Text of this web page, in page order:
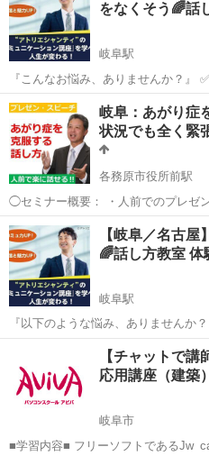
ない ...
をなくそう🌈話
岐阜駅
『こんなお悩み、ありませんか？』 ✅人と話すのが苦手 ✅人と仲良く
なる方法が分からない ✅話しかけら
入れない ✅苦手な人が周りにいて困
でいる ...
岐阜 岐阜市 岐阜駅 その他
岐阜：あがり症
状況でも全く緊
各務原市役所前駅
◯セミナー概要： ・人前でのプレゼ
の発言 みなさんは、人前で話すときに、緊張して声が震えたり、体が
固くなったり、言いたいことが飛ん
んか？ これま...
岐阜 各務原市 各務原市役所
【岐阜／名古
🌈話し方教室
岐阜駅
『以下のような悩み、ありませんか？』 ✅人と話すのが苦手 ✅人
良くなる方法が分からない ✅話しか
輪に入れない ✅苦手な人が周りにい
悩んでいる...
岐阜駅 話し方
【チャットで
応用講座（建築
岐阜市
■学習内容■ フリーソフトであるJw_cadを使用して、高度な作図・編